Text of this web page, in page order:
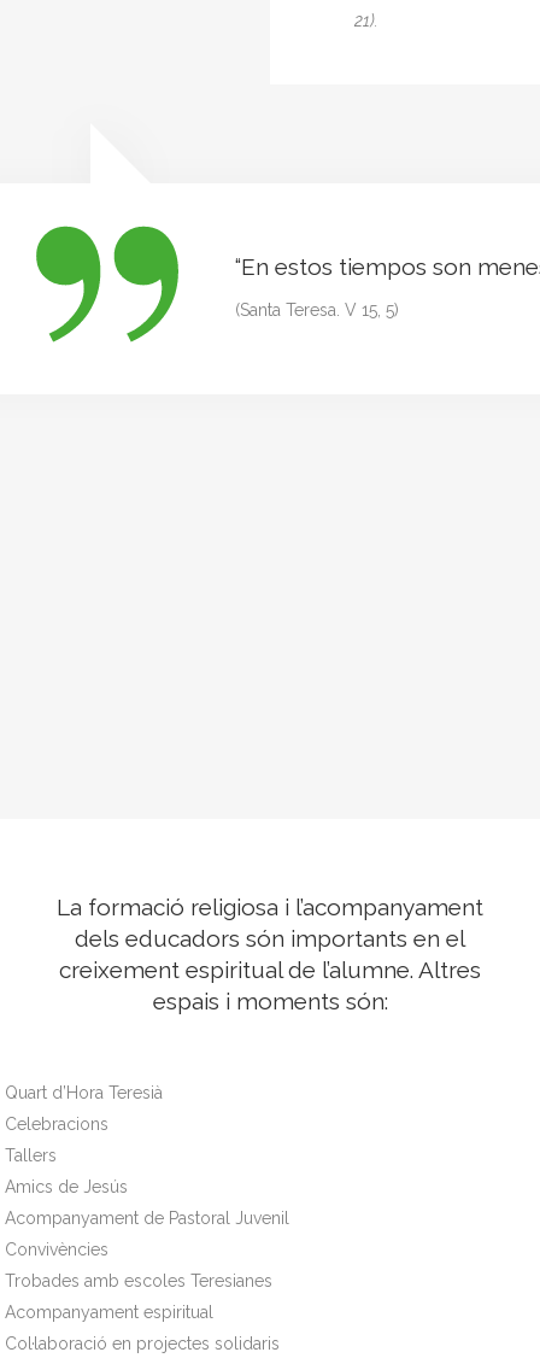
21).
“En estos tiempos son
(Santa Teresa. V 15, 5)
La formació religiosa i l’acompanyament
dels educadors són importants en el
creixement espiritual de l’alumne. Altres
espais i moments són:
Quart d’Hora Teresià
Celebracions
Tallers
Amics de Jesús
Acompanyament de Pastoral Juvenil
Convivències
Trobades amb escoles Teresianes
Acompanyament espiritual
Col·laboració en projectes solidaris